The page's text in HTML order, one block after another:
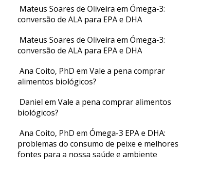
Mateus Soares de Oliveira emÓmega-3:
conversão de ALA para EPA e DHA
Mateus Soares de Oliveira emÓmega-3:
conversão de ALA para EPA e DHA
Ana Coito, PhD emVale a pena comprar
alimentos biológicos?
Daniel emVale a pena comprar alimentos
biológicos?
Ana Coito, PhD emÓmega-3 EPA e DHA:
problemas do consumo de peixe e melhores
fontes para a nossa saúde e ambiente